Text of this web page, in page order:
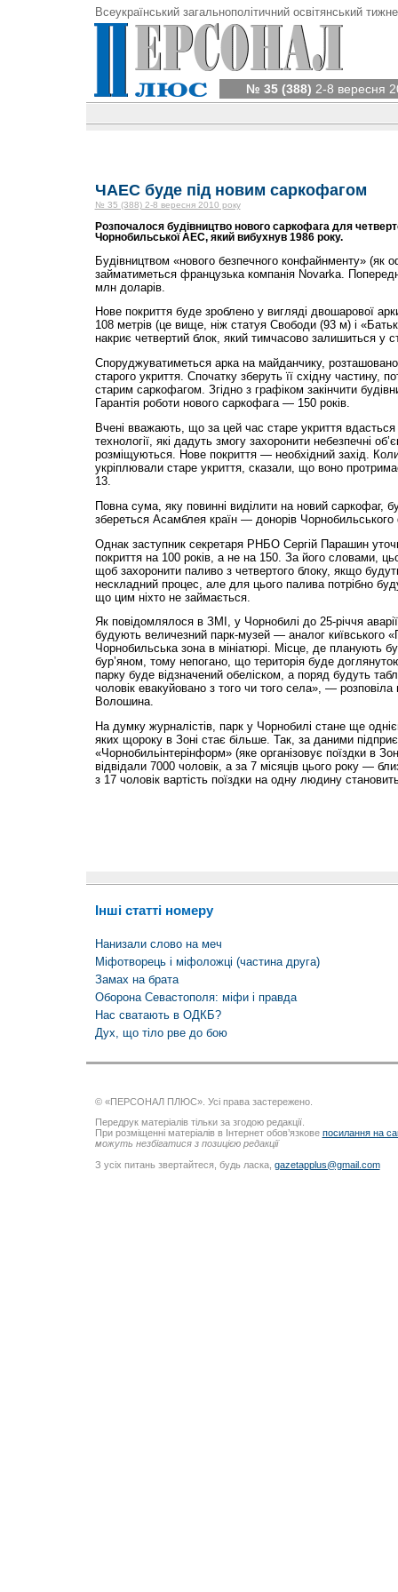
Всеукраїнський загальнополітичний освітянський
№ 35 (388) 2-8 вересня
ЧАЕС буде під новим саркофагом
№ 35 (388) 2-8 вересня 2010 року
Розпочалося будівництво нового саркофага для
Чорнобильської АЕС, який вибухнув 1986 року.
Будівництвом «нового безпечного конфайнменту» (як
займатиметься французька компанія Novarka.
млн доларів.
Нове покриття буде зроблено у вигляді двошарової
108 метрів (це вище, ніж статуя Свободи (93 м) і
накриє четвертий блок, який тимчасово залишиться у
Споруджуватиметься арка на майданчику,
старого укриття. Спочатку зберуть її східну частину,
старим саркофагом. Згідно з графіком закінчити
Гарантія роботи нового саркофага — 150 років.
Вчені вважають, що за цей час старе укриття вдасться
технології, які дадуть змогу захоронити небезпечні
розміщуються. Нове покриття — необхідний захід.
укріплювали старе укриття, сказали, що воно
13.
Повна сума, яку повинні виділити на новий саркофаг,
збереться Асамблея країн — донорів
Однак заступник секретаря РНБО Сергій Парашин
покриття на 100 років, а не на 150. За його словами,
щоб захоронити паливо з четвертого блоку, якщо
нескладний процес, але для цього палива потрібно
що цим ніхто не займається.
Як повідомлялося в ЗМІ, у Чорнобилі до 25-річчя
будують величезний парк-музей — аналог київського
Чорнобильська зона в мініатюрі. Місце, де планують
бур’яном, тому непогано, що територія буде
парку буде відзначений обеліском, а поряд будуть
чоловік евакуйовано з того чи того села», —
Волошина.
На думку журналістів, парк у Чорнобилі стане ще
яких щороку в Зоні стає більше. Так, за даними
«Чорнобильінтерінформ» (яке організовує поїздки в
відвідали 7000 чоловік, а за 7 місяців цього року —
з 17 чоловік вартість поїздки на одну людину
Інші статті номеру
Нанизали слово на меч
Міфотворець і міфоложці (частина друга)
Замах на брата
Оборона Севастополя: міфи і правда
Нас сватають в ОДКБ?
Дух, що тіло рве до бою
© «ПЕРСОНАЛ ПЛЮС». Усі права застережено.
Передрук матеріалів тільки за згодою редакції.
При розміщенні матеріалів в Інтернет обов’язкове посилання на
можуть незбігатися з позицією редакції
З усіх питань звертайтеся, будь ласка, gazetapplus@gmail.com